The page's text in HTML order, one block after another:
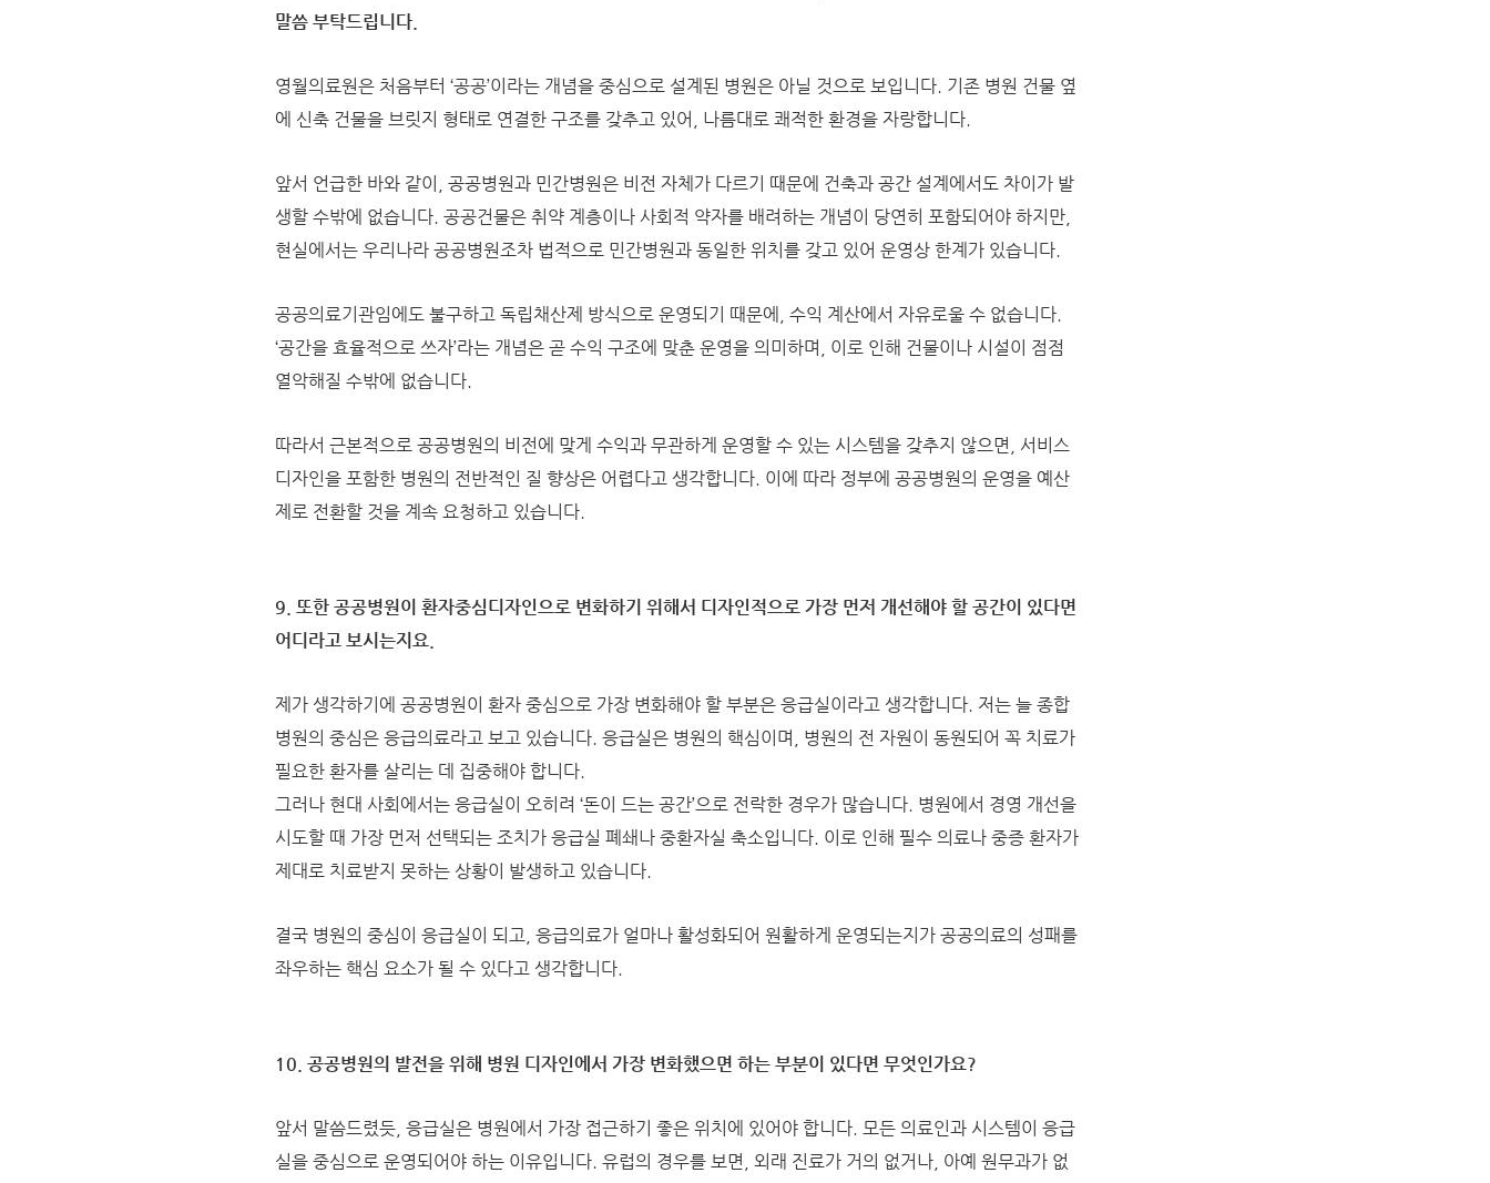
말씀 부탁드립니다.
영월의료원은 처음부터 ‘공공’이라는 개념을 중심으로 설계된 병원은 아닐 것으로 보입니다. 기존 병원 건물 옆
에 신축 건물을 브릿지 형태로 연결한 구조를 갖추고 있어, 나름대로 쾌적한 환경을 자랑합니다.
앞서 언급한 바와 같이, 공공병원과 민간병원은 비전 자체가 다르기 때문에 건축과 공간 설계에서도 차이가 발
생할 수밖에 없습니다. 공공건물은 취약 계층이나 사회적 약자를 배려하는 개념이 당연히 포함되어야 하지만,
현실에서는 우리나라 공공병원조차 법적으로 민간병원과 동일한 위치를 갖고 있어 운영상 한계가 있습니다.
공공의료기관임에도 불구하고 독립채산제 방식으로 운영되기 때문에, 수익 계산에서 자유로울 수 없습니다.
‘공간을 효율적으로 쓰자’라는 개념은 곧 수익 구조에 맞춘 운영을 의미하며, 이로 인해 건물이나 시설이 점점
열악해질 수밖에 없습니다.
따라서 근본적으로 공공병원의 비전에 맞게 수익과 무관하게 운영할 수 있는 시스템을 갖추지 않으면, 서비스
디자인을 포함한 병원의 전반적인 질 향상은 어렵다고 생각합니다. 이에 따라 정부에 공공병원의 운영을 예산
제로 전환할 것을 계속 요청하고 있습니다.
9. 또한 공공병원이 환자중심디자인으로 변화하기 위해서 디자인적으로 가장 먼저 개선해야 할 공간이 있다면
어디라고 보시는지요.
제가 생각하기에 공공병원이 환자 중심으로 가장 변화해야 할 부분은 응급실이라고 생각합니다. 저는 늘 종합
병원의 중심은 응급의료라고 보고 있습니다. 응급실은 병원의 핵심이며, 병원의 전 자원이 동원되어 꼭 치료가
필요한 환자를 살리는 데 집중해야 합니다.
그러나 현대 사회에서는 응급실이 오히려 ‘돈이 드는 공간’으로 전락한 경우가 많습니다. 병원에서 경영 개선을
시도할 때 가장 먼저 선택되는 조치가 응급실 폐쇄나 중환자실 축소입니다. 이로 인해 필수 의료나 중증 환자가
제대로 치료받지 못하는 상황이 발생하고 있습니다.
결국 병원의 중심이 응급실이 되고, 응급의료가 얼마나 활성화되어 원활하게 운영되는지가 공공의료의 성패를
좌우하는 핵심 요소가 될 수 있다고 생각합니다.
10. 공공병원의 발전을 위해 병원 디자인에서 가장 변화했으면 하는 부분이 있다면 무엇인가요?
앞서 말씀드렸듯, 응급실은 병원에서 가장 접근하기 좋은 위치에 있어야 합니다. 모든 의료인과 시스템이 응급
실을 중심으로 운영되어야 하는 이유입니다. 유럽의 경우를 보면, 외래 진료가 거의 없거나, 아예 원무과가 없